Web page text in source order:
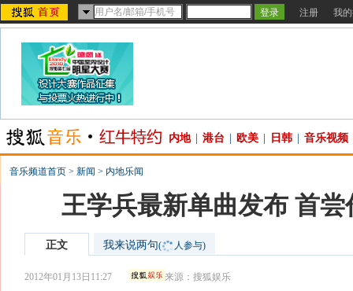
注册 我
内地 港台 欧美 日韩 音乐视频
音乐频道首页 > 新闻 > 内地乐闻
王学兵最新单曲发布 首
正文 我来说两句( 人参与)
2012年01月13日11:27 来源：搜狐娱乐